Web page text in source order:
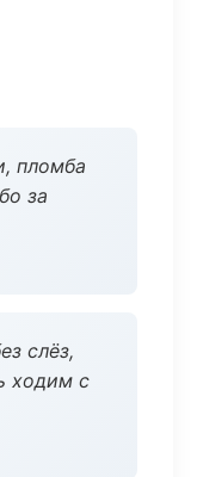
пломба
за
слёз,
ходим с